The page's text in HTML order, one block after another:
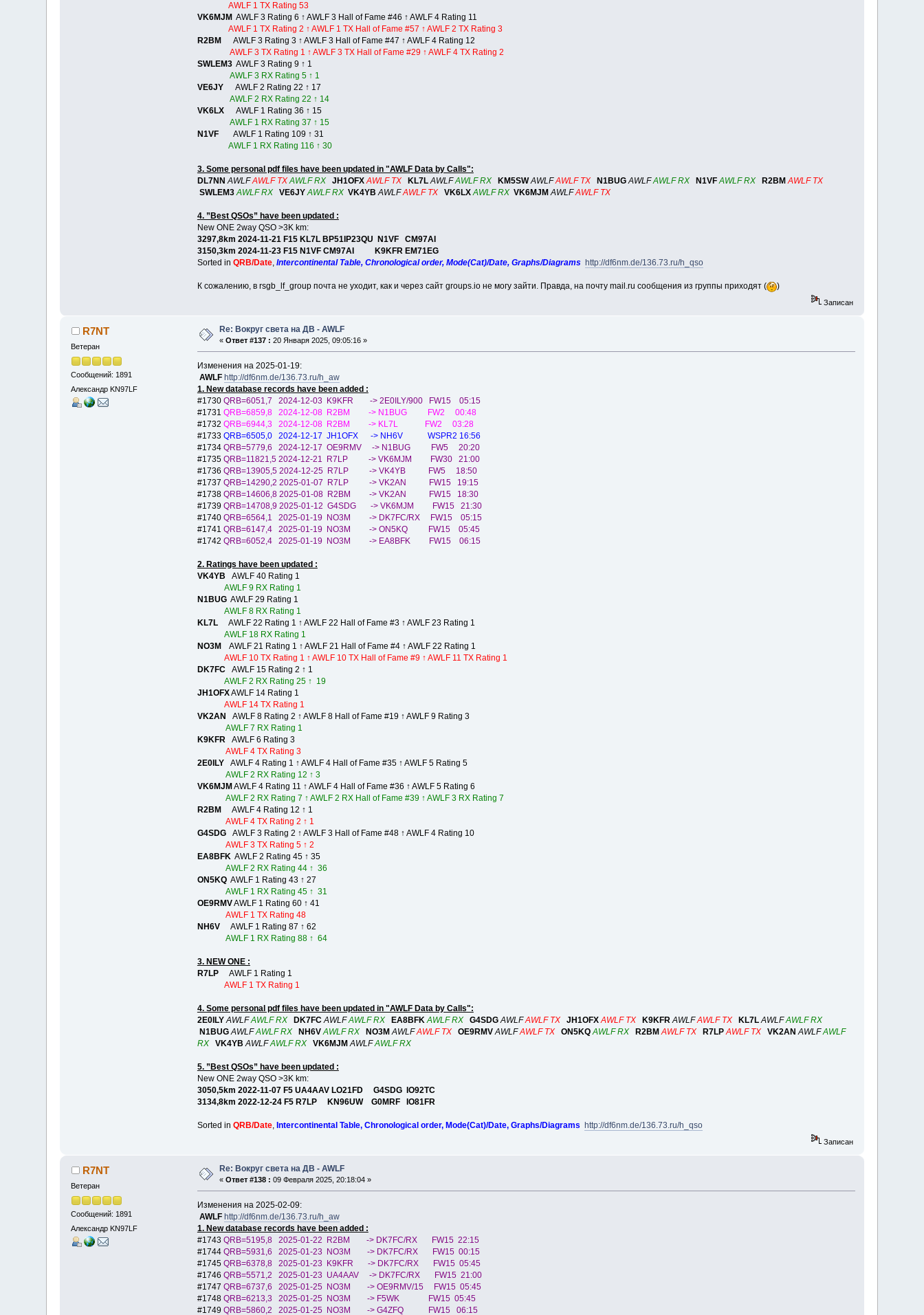
AWLF 1 TX Rating 53
VK6MJM AWLF 3 Rating 6 ↑ AWLF 3 Hall of Fame #46 ↑ AWLF 4 Rating 11
AWLF 1 TX Rating 2 ↑ AWLF 1 TX Hall of Fame #57 ↑ AWLF 2 TX Rating 3
R2BM
AWLF 3 Rating 3 ↑ AWLF 3 Hall of Fame #47 ↑ AWLF 4 Rating 12
AWLF 3 TX Rating 1 ↑ AWLF 3 TX Hall of Fame #29 ↑ AWLF 4 TX Rating 2
SWLEM3AWLF 3 Rating 9 ↑ 1
AWLF 3 RX Rating 5 ↑ 1
VE6JYAWLF 2 Rating 22 ↑ 17
AWLF 2 RX Rating 22 ↑ 14
VK6LXAWLF 1 Rating 36 ↑ 15
AWLF 1 RX Rating 37 ↑ 15
N1VFAWLF 1 Rating 109 ↑ 31
AWLF 1 RX Rating 116 ↑ 30
3. Some personal pdf files have been updated in "AWLF Data by Calls":
DL7NN AWLFAWLF TX AWLF RX JH1OFX AWLF TX KL7L AWLFAWLF RX KM5SW AWLFAWLF TX N1BUG AWLFAWLF RX N1VF AWLF RX R2BM AWLF TX
SWLEM3 AWLF RX VE6JY AWLF RX VK4YB AWLFAWLF TX VK6LX AWLF RX VK6MJM AWLFAWLF TX
4. ”Best QSOs” have been updated :
New ONE 2way QSO >3K km:
3297,8km 2024-11-21 F15 KL7L BP51IP23QU N1VF CM97AI
3150,3km 2024-11-23 F15 N1VF CM97AI K9KFR EM71EG
Sorted in QRB/Date, Intercontinental Table, Chronological order, Mode(Cat)/Date, Graphs/Diagrams http://df6nm.de/136.73.ru/h_qso
К сожалению, в rsgb_lf_group почта не уходит, как и через сайт groups.io не могу зайти. Правда, на почту mail.ru сообщения из группы приходят ( )
Записан
R7NT
Ветеран
Сообщений: 1891
Александр KN97LF
Re: Вокруг света на ДВ - AWLF
«Ответ #137 : 20 Января 2025, 09:05:16 »
Изменения на 2025-01-19:
AWLF http://df6nm.de/136.73.ru/h_aw
1. New database records have been added :
#1730 QRB=6051,7 2024-12-03 K9KFR -> 2E0ILY/900 FW15 05:15
#1731 QRB=6859,8 2024-12-08 R2BM -> N1BUG FW2 00:48
#1732 QRB=6944,3 2024-12-08 R2BM -> KL7L FW2 03:28
#1733 QRB=6505,0 2024-12-17 JH1OFX -> NH6V WSPR2 16:56
#1734 QRB=5779,6 2024-12-17 OE9RMV -> N1BUG FW5 20:20
#1735 QRB=11821,5 2024-12-21 R7LP -> VK6MJM FW30 21:00
#1736 QRB=13905,5 2024-12-25 R7LP -> VK4YB FW5 18:50
#1737 QRB=14290,2 2025-01-07 R7LP -> VK2AN FW15 19:15
#1738 QRB=14606,8 2025-01-08 R2BM -> VK2AN FW15 18:30
#1739 QRB=14708,9 2025-01-12 G4SDG -> VK6MJM FW15 21:30
#1740 QRB=6564,1 2025-01-19 NO3M -> DK7FC/RX FW15 05:15
#1741 QRB=6147,4 2025-01-19 NO3M -> ON5KQ FW15 05:45
#1742 QRB=6052,4 2025-01-19 NO3M -> EA8BFK FW15 06:15
2. Ratings have been updated :
VK4YB AWLF 40 Rating 1
AWLF 9 RX Rating 1
N1BUGAWLF 29 Rating 1
AWLF 8 RX Rating 1
KL7LAWLF 22 Rating 1 ↑ AWLF 22 Hall of Fame #3 ↑ AWLF 23 Rating 1
AWLF 18 RX Rating 1
NO3M
AWLF 21 Rating 1 ↑ AWLF 21 Hall of Fame #4 ↑ AWLF 22 Rating 1
AWLF 10 TX Rating 1 ↑ AWLF 10 TX Hall of Fame #9 ↑ AWLF 11 TX Rating 1
DK7FCAWLF 15 Rating 2 ↑ 1
AWLF 2 RX Rating 25 ↑ 19
JH1OFXAWLF 14 Rating 1
AWLF 14 TX Rating 1
VK2AN
AWLF 8 Rating 2 ↑ AWLF 8 Hall of Fame #19 ↑ AWLF 9 Rating 3
AWLF 7 RX Rating 1
K9KFRAWLF 6 Rating 3
AWLF 4 TX Rating 3
2E0ILYAWLF 4 Rating 1 ↑ AWLF 4 Hall of Fame #35 ↑ AWLF 5 Rating 5
AWLF 2 RX Rating 12 ↑ 3
VK6MJM AWLF 4 Rating 11 ↑ AWLF 4 Hall of Fame #36 ↑ AWLF 5 Rating 6
AWLF 2 RX Rating 7 ↑ AWLF 2 RX Hall of Fame #39 ↑ AWLF 3 RX Rating 7
R2BM
AWLF 4 Rating 12 ↑ 1
AWLF 4 TX Rating 2 ↑ 1
G4SDGAWLF 3 Rating 2 ↑ AWLF 3 Hall of Fame #48 ↑ AWLF 4 Rating 10
AWLF 3 TX Rating 5 ↑ 2
EA8BFKAWLF 2 Rating 45 ↑ 35
AWLF 2 RX Rating 44 ↑ 36
ON5KQAWLF 1 Rating 43 ↑ 27
AWLF 1 RX Rating 45 ↑ 31
OE9RMVAWLF 1 Rating 60 ↑ 41
AWLF 1 TX Rating 48
NH6VAWLF 1 Rating 87 ↑ 62
AWLF 1 RX Rating 88 ↑ 64
3. NEW ONE :
R7LPAWLF 1 Rating 1
AWLF 1 TX Rating 1
4. Some personal pdf files have been updated in "AWLF Data by Calls":
2E0ILY AWLFAWLF RX DK7FC AWLFAWLF RX EA8BFK AWLF RX G4SDG AWLFAWLF TX JH1OFX AWLF TX K9KFR AWLFAWLF TX KL7L AWLFAWLF RX
N1BUG AWLFAWLF RX NH6V AWLF RX NO3M AWLFAWLF TX OE9RMV AWLFAWLF TX ON5KQ AWLF RX R2BM AWLF TX R7LP AWLF TX VK2AN AWLFAWLF
RX
VK4YB AWLFAWLF RX VK6MJM AWLFAWLF RX
5. ”Best QSOs” have been updated :
New ONE 2way QSO >3K km:
3050,5km 2022-11-07 F5 UA4AAV LO21FD G4SDG IO92TC
3134,8km 2022-12-24 F5 R7LP KN96UW G0MRF IO81FR
Sorted in QRB/Date, Intercontinental Table, Chronological order, Mode(Cat)/Date, Graphs/Diagrams http://df6nm.de/136.73.ru/h_qso
Записан
R7NT
Ветеран
Сообщений: 1891
Александр KN97LF
Re: Вокруг света на ДВ - AWLF
«Ответ #138 : 09 Февраля 2025, 20:18:04 »
Изменения на 2025-02-09:
AWLF http://df6nm.de/136.73.ru/h_aw
1. New database records have been added :
#1743 QRB=5195,8 2025-01-22 R2BM -> DK7FC/RX FW15 22:15
#1744 QRB=5931,6 2025-01-23 NO3M -> DK7FC/RX FW15 00:15
#1745 QRB=6378,8 2025-01-23 K9KFR -> DK7FC/RX FW15 05:45
#1746 QRB=5571,2 2025-01-23 UA4AAV -> DK7FC/RX FW15 21:00
#1747 QRB=6737,6 2025-01-25 NO3M -> OE9RMV/15 FW15 05:45
#1748 QRB=6213,3 2025-01-25 NO3M -> F5WK FW15 05:45
#1749 QRB=5860,2 2025-01-25 NO3M -> G4ZFQ FW15 06:15